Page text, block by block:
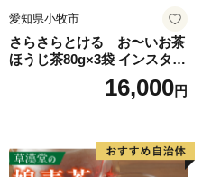
ンター
３
愛知県小牧市
さらさらとける お〜いお茶
ほうじ茶80g×3袋 インスタン
トほうじ茶 粉末ほうじ茶 粉
末茶 おーいお茶 粉末緑茶
16,000円